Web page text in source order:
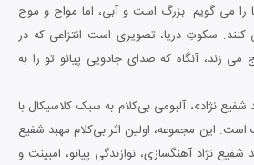
را می گویم. بزرگ است و آبی، اما مواج و موج
کنند. سکوتِ دریا، تصویری است انتزاعی که در
می زند، آنگاه که صدای جادویی پیانو تو را به
نژاد»، آلبومی بی‌کلام به سبک کلاسیکال با
است. این مجموعه، اولین اثر بی‌کلام مهبد شفیع
نژاد آهنگسازی، نوازندگی پیانو، امبینت و